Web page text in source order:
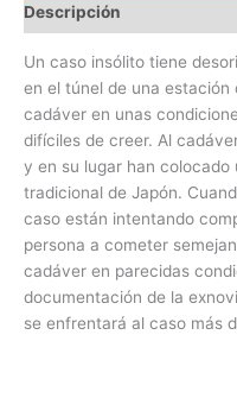
Descripción
Un caso insólito tiene
en el túnel de una estación
cadáver en unas
difíciles de creer. Al
y en su lugar han
tradicional de Japón.
caso están intentando
persona a cometer
cadáver en parecidas
documentación de la
se enfrentará al caso más